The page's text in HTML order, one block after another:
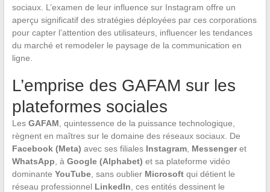
sociaux. L’examen de leur influence sur Instagram offre un
aperçu significatif des stratégies déployées par ces corporations
pour capter l’attention des utilisateurs, influencer les tendances
du marché et remodeler le paysage de la communication en
ligne.
L’emprise des GAFAM sur les
plateformes sociales
Les GAFAM , quintessence de la puissance technologique,
règnent en maîtres sur le domaine des réseaux sociaux. De
Facebook (Meta) avec ses filiales Instagram, Messengeret
WhatsApp , à Google (Alphabet) et sa plateforme vidéo
dominante YouTube, sans oublier Microsoftqui détient le
réseau professionnel LinkedIn , ces entités dessinent le